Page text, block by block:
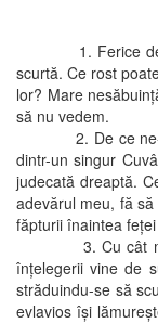
1. Ferice de cel
scurtă. Ce rost
lor? Mare
să nu vedem.
2. De ce ne-ar
dintr-un singur
judecată dreaptă.
adevărul meu, fă
făpturii înaintea
3. Cu cât mai
înţelegerii vine de
străduindu-se să
evlavios îşi